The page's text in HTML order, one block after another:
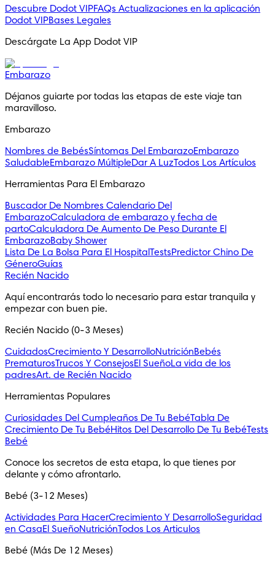
Descubre Dodot VIPFAQs Actualizaciones en la aplicación
Dodot VIPBases Legales
Descárgate La App Dodot VIP
Embarazo
Déjanos guiarte por todas las etapas de este viaje tan
maravilloso.
Embarazo
Nombres de BebésSíntomas Del EmbarazoEmbarazo
SaludableEmbarazo MúltipleDar A LuzTodos Los Artículos
Herramientas Para El Embarazo
Buscador De Nombres Calendario Del
EmbarazoCalculadora de embarazo y fecha de
partoCalculadora De Aumento De Peso Durante El
EmbarazoBaby Shower
Lista De La Bolsa Para El Hospital TestsPredictor Chino De
GéneroGuías
Recién Nacido
Aquí encontrarás todo lo necesario para estar tranquila y
empezar con buen pie.
Recién Nacido (0-3 Meses)
CuidadosCrecimiento Y DesarrolloNutriciónBebés
PrematurosTrucos Y ConsejosEl SueñoLa vida de los
padresArt. de Recién Nacido
Herramientas Populares
Curiosidades Del Cumpleaños De Tu BebéTabla De
Crecimiento De Tu BebéHitos Del Desarrollo De Tu BebéTests
Bebé
Conoce los secretos de esta etapa, lo que tienes por
delante y cómo afrontarlo.
Bebé (3-12 Meses)
Actividades Para HacerCrecimiento Y DesarrolloSeguridad
en CasaEl SueñoNutriciónTodos Los Articulos
Bebé (Más De 12 Meses)